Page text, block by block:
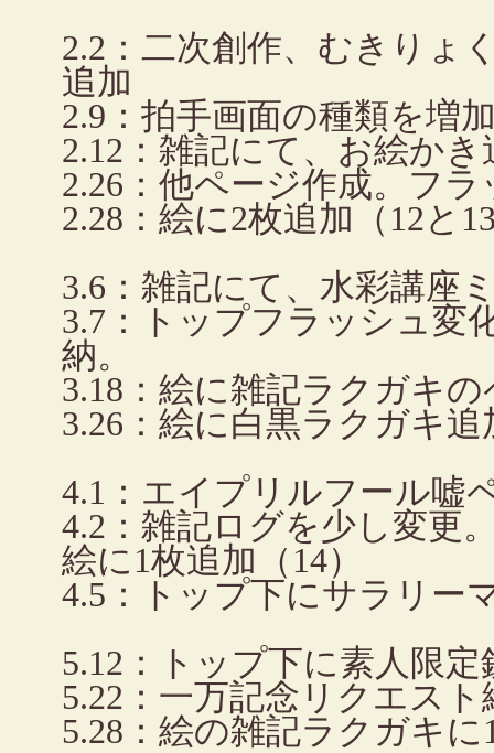
2.2：二次創作、むきりょ
追加
2.9：拍手画面の種類を増
2.12：雑記にて、お絵か
2.26：他ページ作成。フ
2.28：絵に2枚追加（12と
3.6：雑記にて、水彩講座
3.7：トップフラッシュ変
納。
3.18：絵に雑記ラクガキ
3.26：絵に白黒ラクガキ追
4.1：エイプリルフール嘘
4.2：雑記ログを少し変更
絵に1枚追加（14）
4.5：トップ下にサラリー
5.12：トップ下に素人限
5.22：一万記念リクエスト
5.28：絵の雑記ラクガキに